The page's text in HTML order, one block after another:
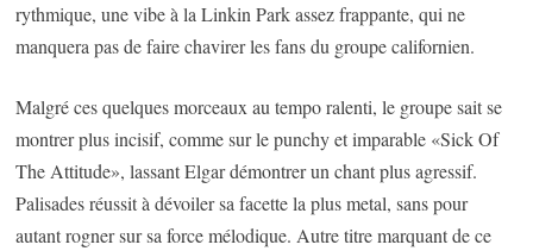
rythmique, une vibe à la Linkin Park assez frappante, qui ne
manquera pas de faire chavirer les fans du groupe californien.
Malgré ces quelques morceaux au tempo ralenti, le groupe sait se
montrer plus incisif, comme sur le punchy et imparable «Sick Of
The Attitude», lassant Elgar démontrer un chant plus agressif.
Palisades réussit à dévoiler sa facette la plus metal, sans pour
autant rogner sur sa force mélodique. Autre titre marquant de ce